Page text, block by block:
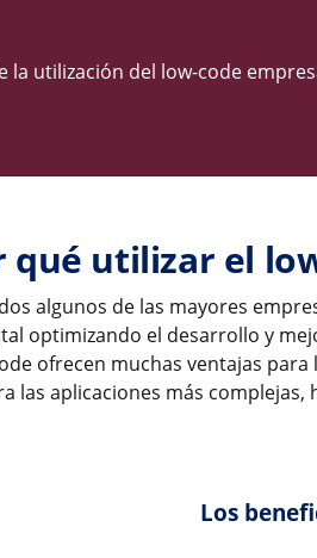
la utilización del low-code
qué utilizar el
algunos de las mayores
optimizando el desarrollo y
ofrecen muchas ventajas
las aplicaciones más
Los